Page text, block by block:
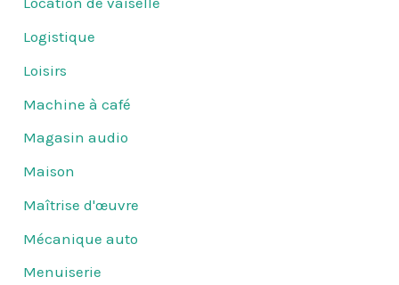
Logistique
Loisirs
Machine à café
Magasin audio
Maison
Maîtrise d'œuvre
Mécanique auto
Menuiserie